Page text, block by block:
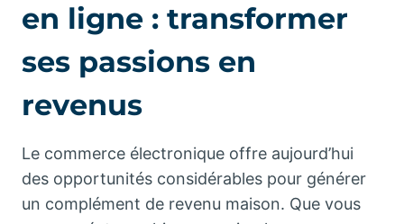
en ligne : transformer
ses passions en
revenus
Le commerce électronique offre aujourd’hui
des opportunités considérables pour générer
un complément de revenu maison. Que vous